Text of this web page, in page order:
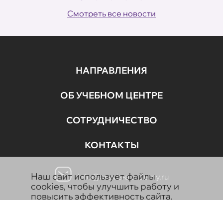
Смотреть все новости
НАПРАВЛЕНИЯ
ОБ УЧЕБНОМ ЦЕНТРЕ
СОТРУДНИЧЕСТВО
КОНТАКТЫ
info@aravia-academy.ru
Наш сайт использует файлы
cookies, чтобы улучшить работу и
повысить эффективность сайта.